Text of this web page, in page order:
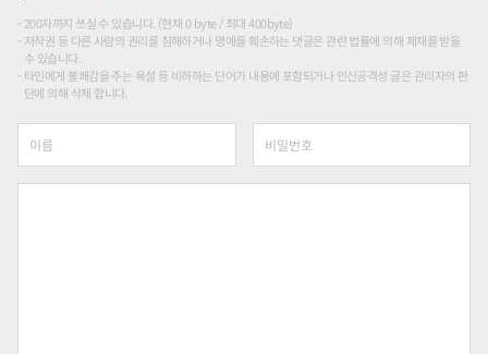
200자까지 쓰실 수 있습니다. (현재 0 byte / 최대 400byte)
저작권 등 다른 사람의 권리를 침해하거나 명예를 훼손하는 댓글은 관련 법률에 의해 제재를 받을
수 있습니다.
타인에게 불쾌감을 주는 욕설 등 비하하는 단어가 내용에 포함되거나 인신공격성 글은 관리자의 판
단에 의해 삭제 합니다.